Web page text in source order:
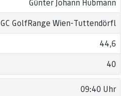
Günter Johann Hubmann
GC GolfRange Wien-Tuttendörfl
44,6
40
09:40 Uhr